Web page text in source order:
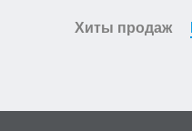
Хиты продаж